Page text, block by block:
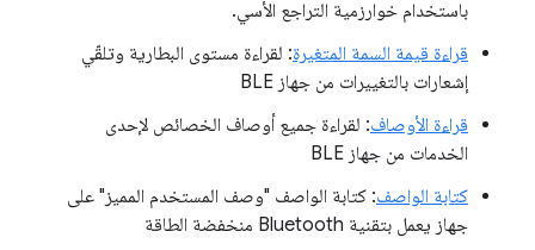
باستخدام خوارزمية التراجع الأسي.
قراءة قيمة السمة المتغيرة: لقراءة مستوى البطارية وتلقّي
إشعارات بالتغييرات من جهاز BLE
قراءة الأوصاف: لقراءة جميع أوصاف الخصائص لإحدى
الخدمات من جهاز BLE
كتابة الواصف: كتابة الواصف "وصف المستخدم المميز" على
جهاز يعمل بتقنية Bluetooth منخفضة الطاقة